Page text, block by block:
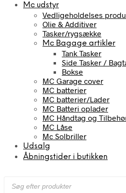
Mc udstyr
Vedligeholdelses
Olie & Additiver
Tasker/rygsække
Mc Bagage artikler
Tank Tasker
Side Tasker /
Bokse
MC Garage cover
MC batterier
MC batterier/Lader
MC Batteri oplader
MC Håndtag og
MC Låse
Mc Solbriller
Udsalg
Åbningstider i butikken
search